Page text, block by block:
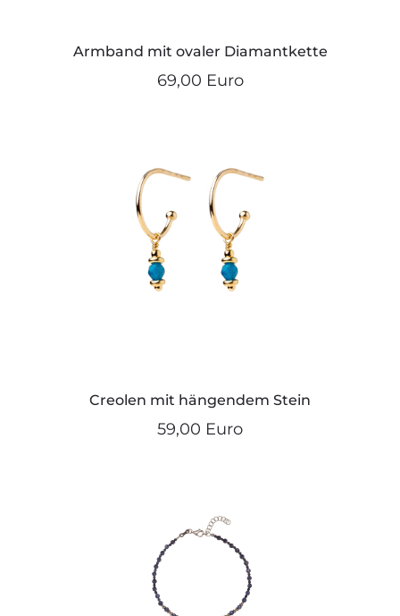
Armband mit ovaler Diamantkette
69,00 Euro
Creolen mit hängendem Stein
59,00 Euro